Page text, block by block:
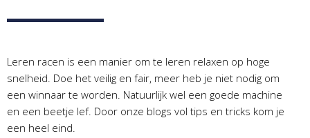
Leren racen is een manier om te leren relaxen op hoge
snelheid. Doe het veilig en fair, meer heb je niet nodig om
een winnaar te worden. Natuurlijk wel een goede machine
en een beetje lef. Door onze blogs vol tips en tricks kom je
een heel eind.